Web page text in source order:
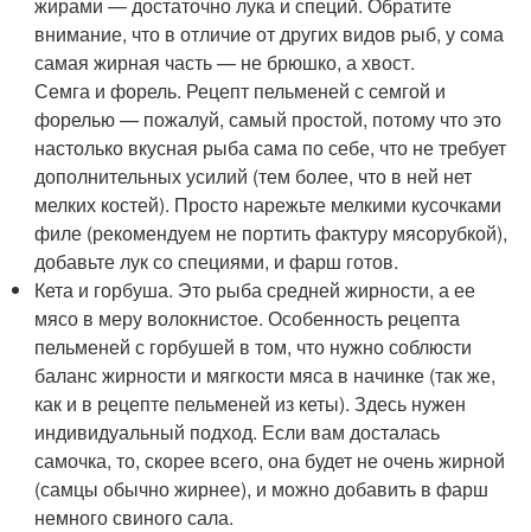
внимание, что в отличие от других видов рыб, у сома
самая жирная часть — не брюшко, а хвост.
Семга и форель. Рецепт пельменей с семгой и
форелью — пожалуй, самый простой, потому что это
настолько вкусная рыба сама по себе, что не требует
дополнительных усилий (тем более, что в ней нет
мелких костей). Просто нарежьте мелкими кусочками
филе (рекомендуем не портить фактуру мясорубкой),
добавьте лук со специями, и фарш готов.
Кета и горбуша. Это рыба средней жирности, а ее
мясо в меру волокнистое. Особенность рецепта
пельменей с горбушей в том, что нужно соблюсти
баланс жирности и мягкости мяса в начинке (так же,
как и в рецепте пельменей из кеты). Здесь нужен
индивидуальный подход. Если вам досталась
самочка, то, скорее всего, она будет не очень жирной
(самцы обычно жирнее), и можно добавить в фарш
немного свиного сала.